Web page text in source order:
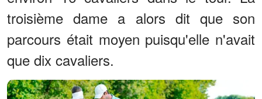
troisième dame a alors dit que son
parcours était moyen puisqu'elle n'avait
que dix cavaliers.